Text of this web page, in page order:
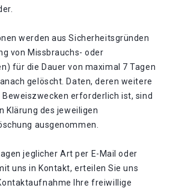
werden aus Sicherheitsgründen
von Missbrauchs- oder
für die Dauer von maximal 7 Tagen
gelöscht. Daten, deren weitere
erforderlich ist, sind
Klärung des jeweiligen
ausgenommen.
jeglicher Art per E-Mail oder
uns in Kontakt, erteilen Sie uns
Ihre freiwillige